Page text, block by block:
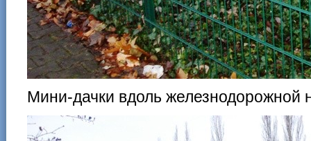
Мини-дачки вдоль железнодорожной